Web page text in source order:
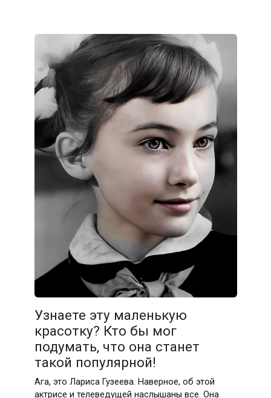
Узнаете эту маленькую
красотку? Кто бы мог
подумать, что она станет
такой популярной!
Ага, это Лариса Гузеева. Наверное, об этой
актрисе и телеведущей наслышаны все. Она